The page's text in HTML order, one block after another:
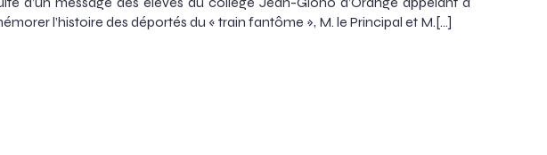
l’histoire des déportés du « train fantôme », M. le Principal et M.[…]